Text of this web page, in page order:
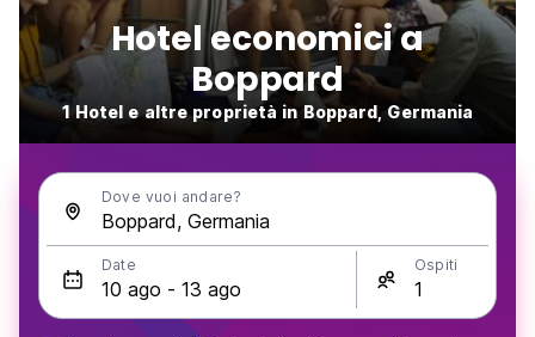
Hotel economici a
Boppard
1 Hotel e altre proprietà in Boppard, Germania
Dove vuoi andare?
Date Ospiti